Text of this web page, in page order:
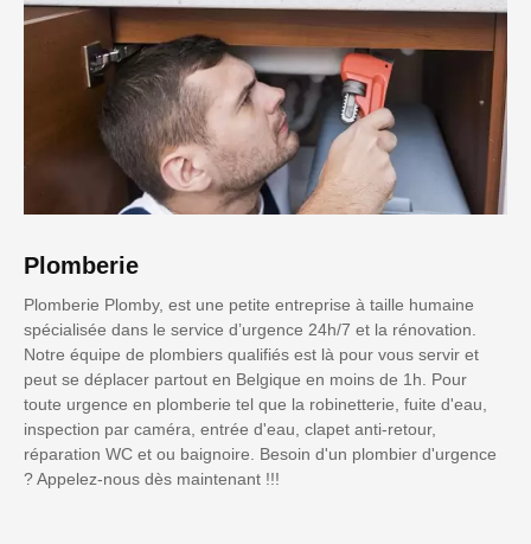
Plomberie
Plomberie Plomby, est une petite entreprise à taille humaine
spécialisée dans le service d’urgence 24h/7 et la rénovation.
Notre équipe de plombiers qualifiés est là pour vous servir et
peut se déplacer partout en Belgique en moins de 1h. Pour
toute urgence en plomberie tel que la robinetterie, fuite d'eau,
inspection par caméra, entrée d'eau, clapet anti-retour,
réparation WC et ou baignoire. Besoin d'un plombier d'urgence
? Appelez-nous dès maintenant !!!